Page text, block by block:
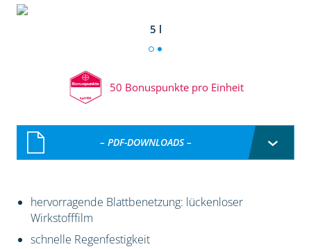
5 l
50 Bonuspunkte pro Einheit
– PDF-DOWNLOADS –
hervorragende Blattbenetzung: lückenloser
Wirkstofffilm
schnelle Regenfestigkeit